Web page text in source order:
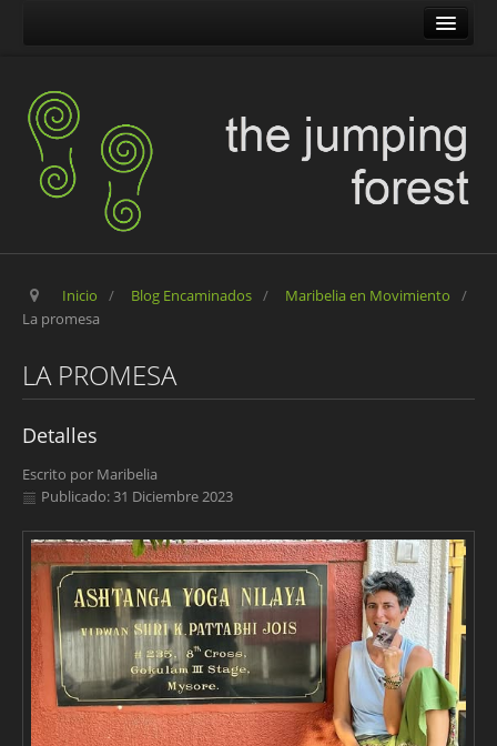
The Pilgrim Stone
Blog Encaminados
Carles
Maribelia en Movimiento
Inicio / Blog Encaminados / Maribelia en Movimiento
/
La promesa
LA PROMESA
Detalles
Escrito por Maribelia
Publicado: 31 Diciembre 2023